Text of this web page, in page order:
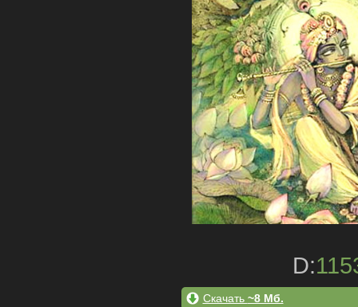
D:
Скачать ~8 Мб.